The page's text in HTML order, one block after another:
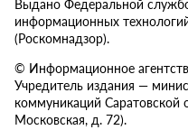
Выдано Федеральной
информационных
(Роскомнадзор).
© Информационное
Учредитель издания —
коммуникаций Саратовской
Московская, д. 72).